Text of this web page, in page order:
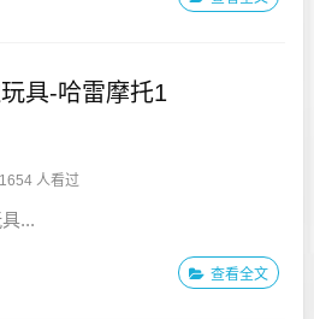
具-哈雷摩托1
人看过
...
查看全文